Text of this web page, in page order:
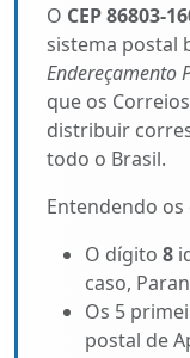
O CEP 86803-
sistema postal
Endereçamento
que os
distribuir
todo o Brasil.
Entendendo os
O dígito 8
caso,
Os 5
postal de